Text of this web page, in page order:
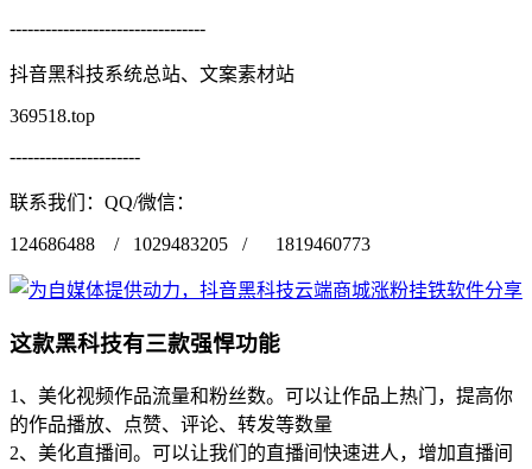
---------------------------------
抖音黑科技系统总站、文案素材站
369518.top
----------------------
联系我们：QQ/微信：
124686488 / 1029483205 / 1819460773
这款黑科技有三款强悍功能
1、美化视频作品流量和粉丝数。可以让作品上热门，提高你
的作品播放、点赞、评论、转发等数量
2、美化直播间。可以让我们的直播间快速进人，增加直播间